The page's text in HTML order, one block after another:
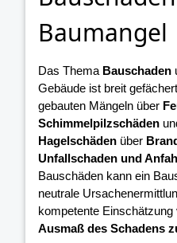
Baumangel
Das Thema Bauschaden
Gebäude ist breit
gebauten Mängeln über
Schimmelpilzschäden
Hagelschäden über
Unfallschaden und
Bauschäden kann ein
neutrale
kompetente
Ausmaß des Schadens